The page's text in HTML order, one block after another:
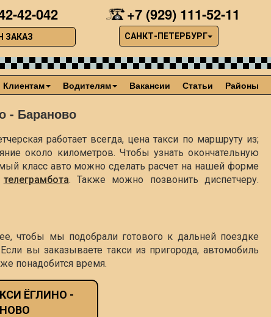
42-042
ЗАКАЗ
+7 (929) 111-52-11
САНКТ-ПЕТЕРБУРГ
Клиентам Водителям Вакансии Статьи Районы
- Бараново
работает всегда, цена такси по маршруту из;
около километров. Чтобы узнать окончательную
класс авто можно сделать расчет на нашей форме
телеграмбота. Также можно позвонить диспетчеру.
чтобы мы подобрали готового к дальней поездке
вы заказываете такси из пригорода, автомобиль
понадобится время.
ЁГЛИНО -